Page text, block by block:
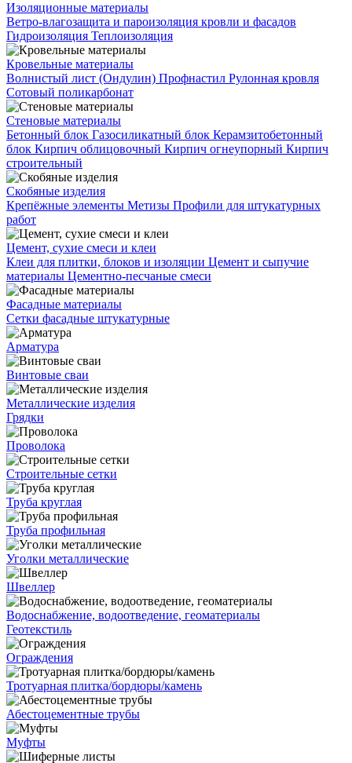
Изоляционные материалы
Ветро-влагозащита и пароизоляция кровли и фасадов
Гидроизоляция Теплоизоляция
Кровельные материалы
Волнистый лист (Ондулин) Профнастил Рулонная кровля
Сотовый поликарбонат
Стеновые материалы
Бетонный блок Газосиликатный блок Керамзитобетонный
блок Кирпич облицовочный Кирпич огнеупорный Кирпич
строительный
Скобяные изделия
Крепёжные элементы Метизы Профили для штукатурных
работ
Цемент, сухие смеси и клеи
Клеи для плитки, блоков и изоляции Цемент и сыпучие
материалы Цементно-песчаные смеси
Фасадные материалы
Сетки фасадные штукатурные
Арматура
Винтовые сваи
Металлические изделия
Грядки
Проволока
Строительные сетки
Труба круглая
Труба профильная
Уголки металлические
Швеллер
Водоснабжение, водоотведение, геоматериалы
Геотекстиль
Ограждения
Тротуарная плитка/бордюры/камень
Абестоцементные трубы
Муфты